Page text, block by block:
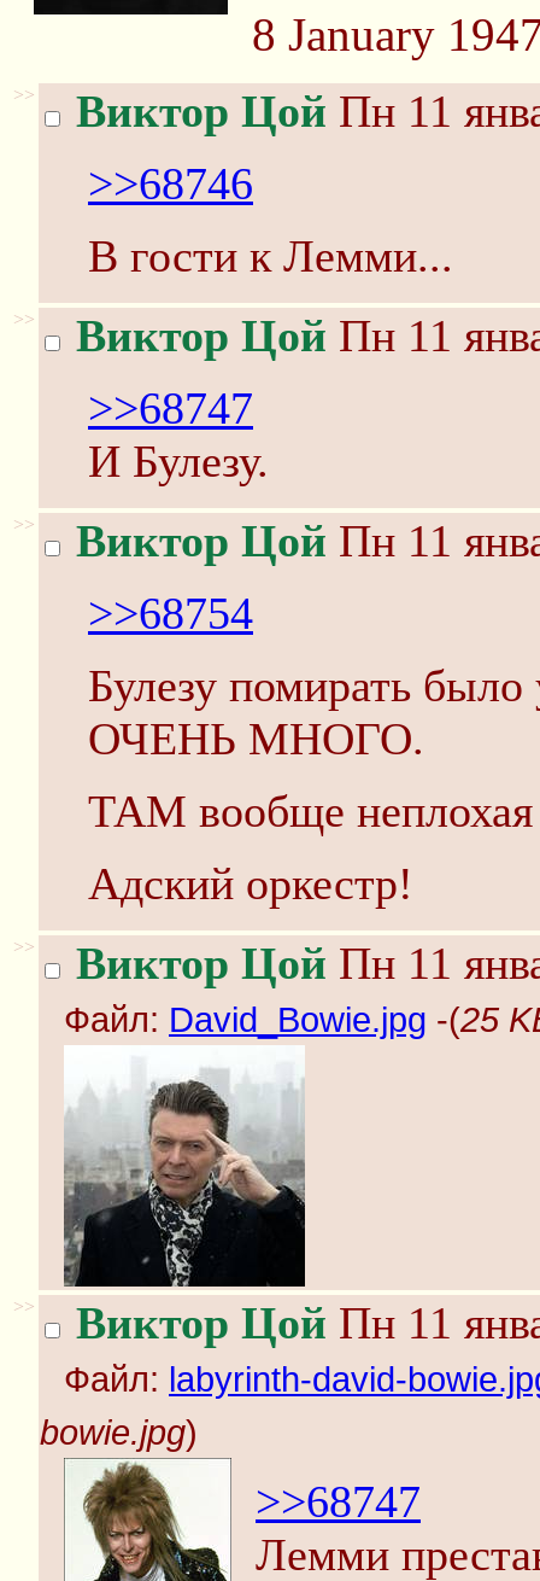
8 January
>> Виктор Цой Пн 11
>>68746
В гости к Лемми...
>> Виктор Цой Пн 11
>>68747
И Булезу.
>> Виктор Цой Пн 11
>>68754
Булезу помирать было
ОЧЕНЬ МНОГО.
ТАМ вообще неплохая
Адский оркестр!
>> Виктор Цой Пн 11
Файл: David_Bowie.jpg -(25
>> Виктор Цой Пн 11
Файл: labyrinth-david-
bowie.jpg)
>>68747
Лемми